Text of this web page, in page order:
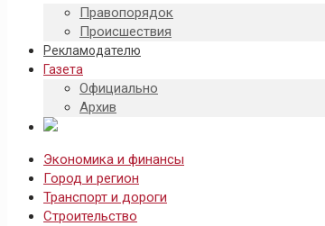
Правопорядок
Происшествия
Рекламодателю
Газета
Официально
Архив
Экономика и финансы
Город и регион
Транспорт и дороги
Строительство